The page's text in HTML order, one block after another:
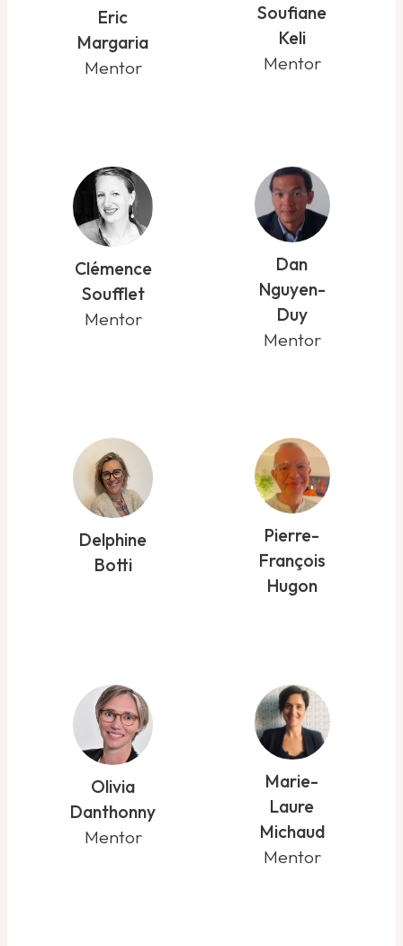
Eric
Margaria
Mentor
Soufiane
Keli
Mentor
Clémence
Soufflet
Mentor
Dan
Nguyen-
Duy
Mentor
Delphine
Botti
Pierre-
François
Hugon
Olivia
Danthonny
Mentor
Marie-
Laure
Michaud
Mentor